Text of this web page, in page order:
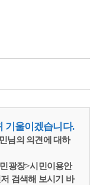
기울이겠습니다.
님의 의견에 대하
광장>시민이용안
검색해 보시기 바